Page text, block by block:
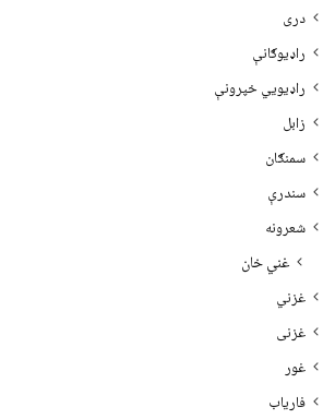
دری
راډیوګانې
راډیويي خپرونې
زابل
سمنګان
سندرې
شعرونه
غني خان
غزني
غزنی
غور
فاریاب